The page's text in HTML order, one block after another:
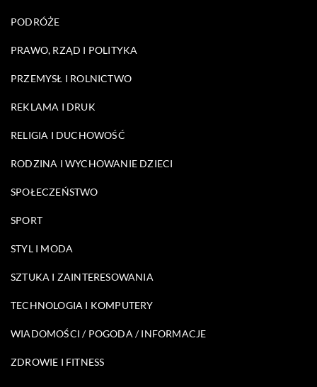
PODRÓŻE
PRAWO, RZĄD I POLITYKA
PRZEMYSŁ I ROLNICTWO
REKLAMA I DRUK
RELIGIA I DUCHOWOŚĆ
RODZINA I WYCHOWANIE DZIECI
SPOŁECZEŃSTWO
SPORT
STYL I MODA
SZTUKA I ZAINTERESOWANIA
TECHNOLOGIA I KOMPUTERY
WIADOMOŚCI / POGODA / INFORMACJE
ZDROWIE I FITNESS